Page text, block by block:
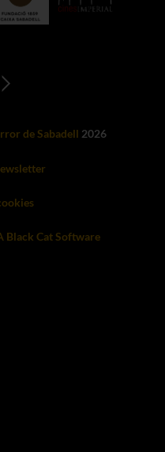
de Sabadell 2026
Black Cat Software